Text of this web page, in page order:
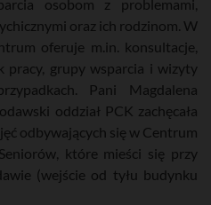
osobom z problemami,
oraz ich rodzinom. W
oferuje m.in. konsultacje,
pracy, grupy wsparcia i wizyty
Pani Magdalena
oddział PCK zachęcała
odbywających się w Centrum
które mieści się przy
(wejście od tyłu budynku